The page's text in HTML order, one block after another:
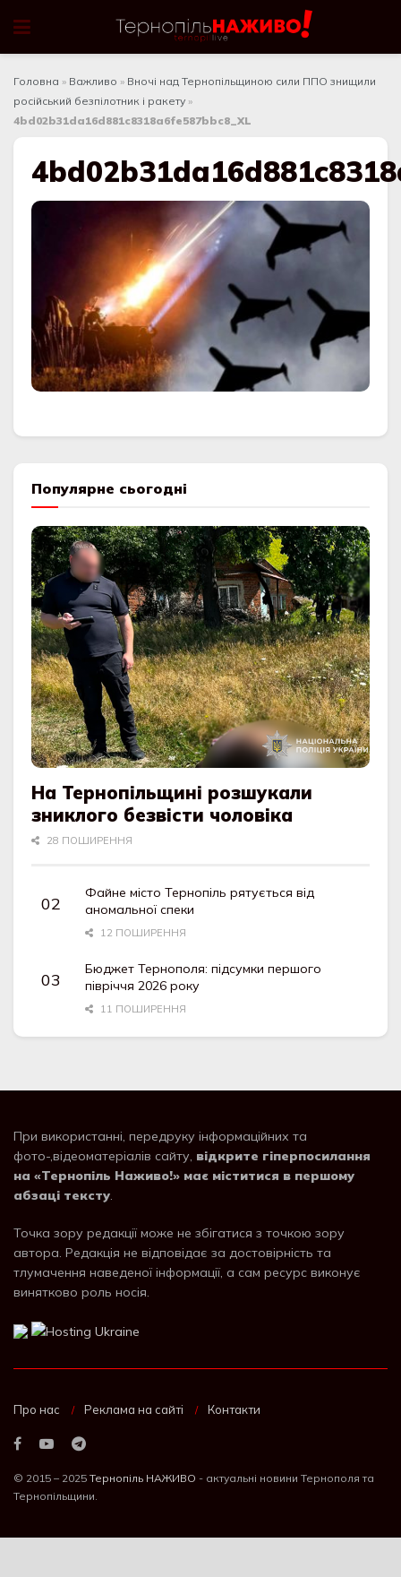
Головна » Важливо » Вночі над Тернопільщиною сили ППО знищили
російський безпілотник і ракету »
4bd02b31da16d881c8318a6fe587bbc8_XL
Популярне сьогодні
На Тернопільщині розшукали
зниклого безвісти чоловіка
28 ПОШИРЕННЯ
Файне місто Тернопіль рятується від
аномальної спеки
12 ПОШИРЕННЯ
Бюджет Тернополя: підсумки першого
півріччя 2026 року
11 ПОШИРЕННЯ
При використанні, передруку інформаційних та
фото-,відеоматеріалів сайту, відкрите гіперпосилання
на «Тернопіль Наживо!» має міститися в першому
абзаці тексту.
Точка зору редакції може не збігатися з точкою зору
автора. Редакція не відповідає за достовірність та
тлумачення наведеної інформації, а сам ресурс виконує
винятково роль носія.
Про нас Реклама на сайті Контакти
© 2015 – 2025 Тернопіль НАЖИВО - актуальні новини Тернополя та
Тернопільщини.